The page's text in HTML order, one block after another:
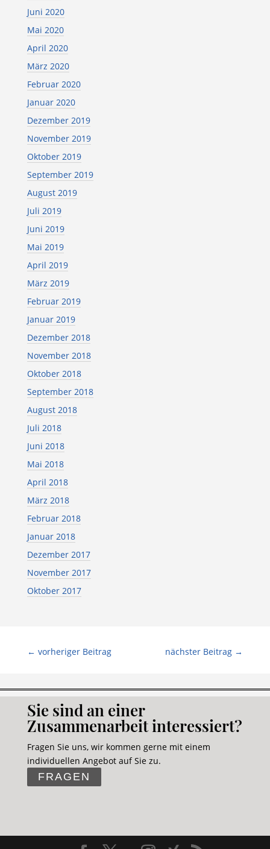
Juni 2020
Mai 2020
April 2020
März 2020
Februar 2020
Januar 2020
Dezember 2019
November 2019
Oktober 2019
September 2019
August 2019
Juli 2019
Juni 2019
Mai 2019
April 2019
März 2019
Februar 2019
Januar 2019
Dezember 2018
November 2018
Oktober 2018
September 2018
August 2018
Juli 2018
Juni 2018
Mai 2018
April 2018
März 2018
Februar 2018
Januar 2018
Dezember 2017
November 2017
Oktober 2017
← vorheriger Beitrag nächster Beitrag →
Sie sind an einer
Zusammenarbeit interessiert?
Fragen Sie uns, wir kommen gerne mit einem
individuellen Angebot auf Sie zu.
FRAGEN